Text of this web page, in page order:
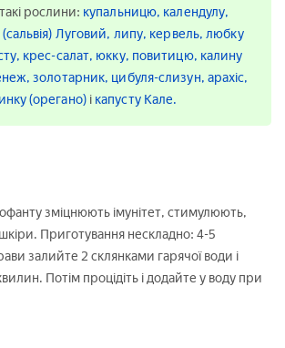
рослини: купальницю, календулу,
(сальвія) Луговий, липу, кервель,любку
крес-салат, юкку, повитицю, калину
золотарник, цибуля-слизун, арахіс,
(орегано) і капусту Кале.
зміцнюють імунітет, стимулюють,
Приготування нескладно: 4-5
залийте 2 склянками гарячої води і
Потім процідіть і додайте у воду при